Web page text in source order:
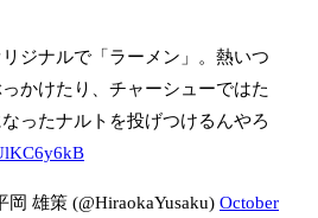
ジナルで「ラーメン」。熱いつ
かけたり、チャーシューではた
ったナルトを投げつけるんやろ
雄策 (@HiraokaYusaku) October